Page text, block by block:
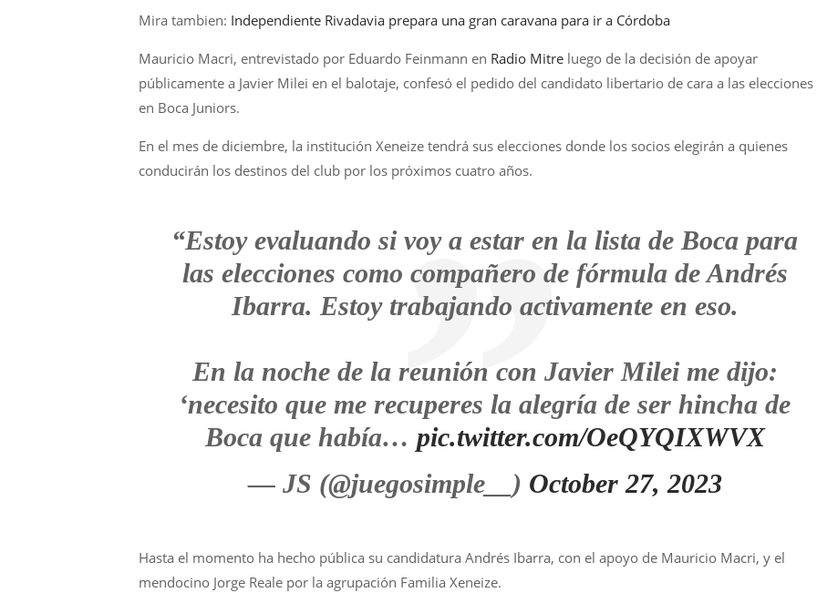
Mira tambien: Independiente Rivadavia prepara una gran caravana para ir a Córdoba
Mauricio Macri, entrevistado por Eduardo Feinmann en Radio Mitre luego de la decisión de apoyar
públicamente a Javier Milei en el balotaje, confesó el pedido del candidato libertario de cara a las elecciones
en Boca Juniors.
En el mes de diciembre, la institución Xeneize tendrá sus elecciones donde los socios elegirán a quienes
conducirán los destinos del club por los próximos cuatro años.
“Estoy evaluando si voy a estar en la lista de Boca para
las elecciones como compañero de fórmula de Andrés
Ibarra. Estoy trabajando activamente en eso.
En la noche de la reunión con Javier Milei me dijo:
‘necesito que me recuperes la alegría de ser hincha de
Boca que había… pic.twitter.com/OeQYQIXWVX
— JS (@juegosimple__) October 27, 2023
Hasta el momento ha hecho pública su candidatura Andrés Ibarra, con el apoyo de Mauricio Macri, y el
mendocino Jorge Reale por la agrupación Familia Xeneize.